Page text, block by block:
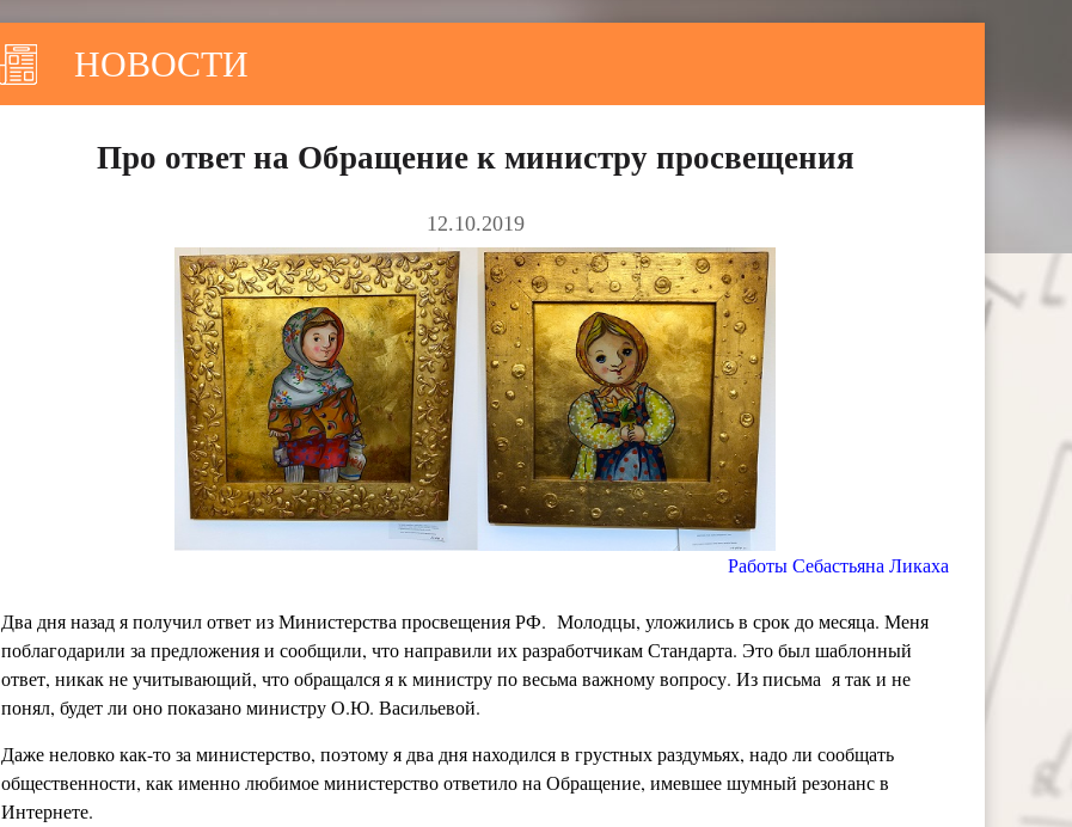
НОВОСТИ
Про ответ на Обращение к министру просвещения
12.10.2019
Работы Себастьяна Ликаха
Два дня назад я получил ответ из Министерства просвещения РФ. Молодцы, уложились в срок до месяца. Меня
поблагодарили за предложения и сообщили, что направили их разработчикам Стандарта. Это был шаблонный
ответ, никак не учитывающий, что обращался я к министру по весьма важному вопросу. Из письма я так и не
понял, будет ли оно показано министру О.Ю. Васильевой.
Даже неловко как-то за министерство, поэтому я два дня находился в грустных раздумьях, надо ли сообщать
общественности, как именно любимое министерство ответило на Обращение, имевшее шумный резонанс в
Интернете.